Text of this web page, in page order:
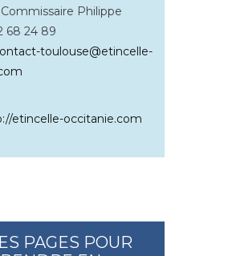
Philippe
68 24 89
toulouse@etincelle-
etincelle-occitanie.com
PAGES POUR